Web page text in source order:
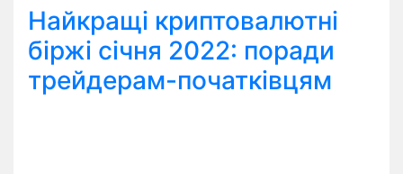
Найкращі криптовалютні
біржі січня 2022: поради
трейдерам-початківцям